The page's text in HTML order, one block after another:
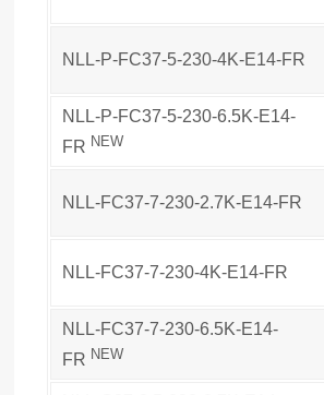
NLL-P-FC37-5-230-4K-E14-FR
NLL-P-FC37-5-230-6.5K-E14-
FR NEW
NLL-FC37-7-230-2.7K-E14-FR
NLL-FC37-7-230-4K-E14-FR
NLL-FC37-7-230-6.5K-E14-
FR NEW